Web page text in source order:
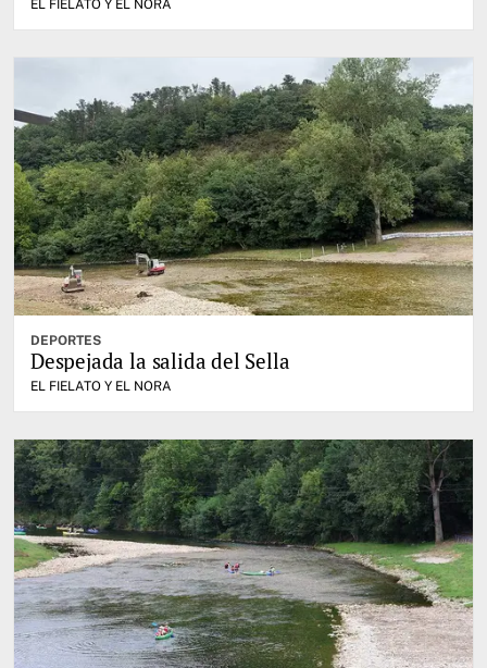
EL FIELATO Y EL NORA
DEPORTES
Despejada la salida del Sella
EL FIELATO Y EL NORA